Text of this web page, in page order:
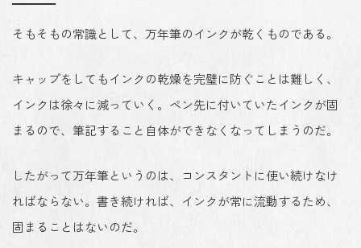
そもそもの常識として、万年筆のインクが乾くものである。
キャップをしてもインクの乾燥を完璧に防ぐことは難しく 、
インクは徐々に減っていく。ペン先に付いていたインクが固
まる ので、 筆記すること自体ができなく なってしまうのだ。
したがって万年筆というのは、コンスタントに使い続けなけ
ればならない。書き続ければ、インクが常に流動するため、
固まることはないのだ。